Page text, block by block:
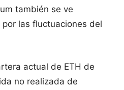
también se ve
las fluctuaciones del
actual de ETH de
no realizada de